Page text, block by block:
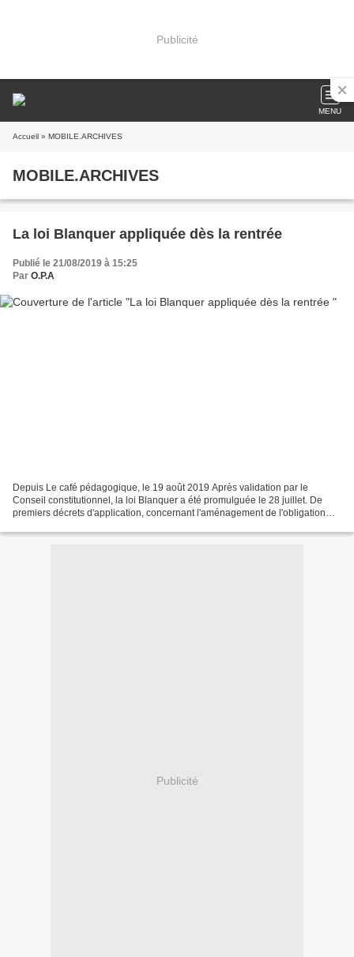
Publicité
MENU
Accueil » MOBILE.ARCHIVES
MOBILE.ARCHIVES
La loi Blanquer appliquée dès la rentrée
Publié le 21/08/2019 à 15:25
Par O.P.A
Depuis Le café pédagogique, le 19 août 2019 Après validation par le
Conseil constitutionnel, la loi Blanquer a été promulguée le 28 juillet. De
premiers décrets d'application, concernant l'aménagement de l'obligation
Publicité